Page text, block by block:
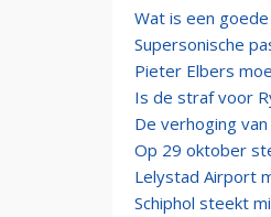
Wat is een
Supersonische
Pieter Elbers
Is de straf voor
De verhoging
Op 29 oktober
Lelystad Airport
Schiphol steekt